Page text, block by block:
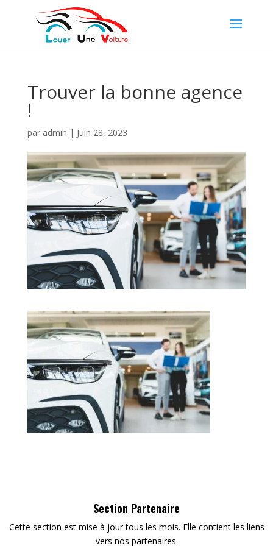
Trouver la bonne agence
!
par admin | Juin 28, 2023
Section Partenaire
Cette section est mise à jour tous les mois. Elle contient les liens
vers nos partenaires.